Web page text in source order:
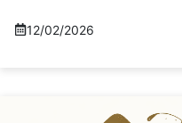
12/02/2026